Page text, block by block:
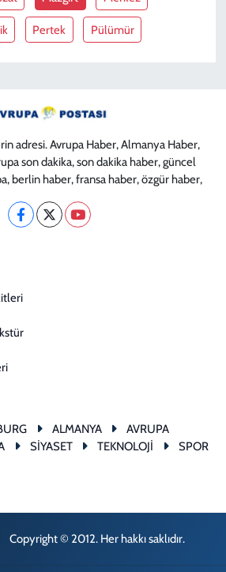
Pertek Pülümür
adresi. Avrupa Haber, Almanya Haber,
son dakika, son dakika haber, güncel
berlin haber, fransa haber, özgür haber,
ALMANYA
AVRUPA
SİYASET TEKNOLOJİ
SPOR
Copyright © 2012. Her hakkı saklıdır.